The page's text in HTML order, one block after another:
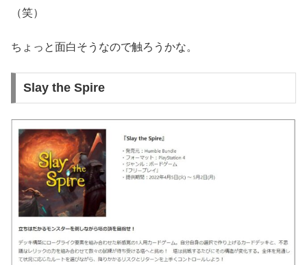
（笑）
ちょっと面白そうなので触ろうかな。
Slay the Spire